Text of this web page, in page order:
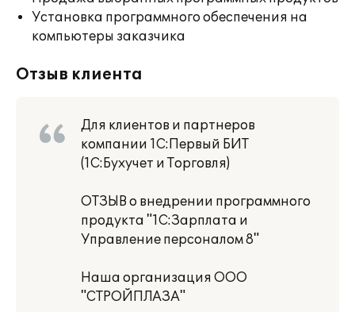
Установка программного обеспечения на
компьютеры заказчика
Отзыв клиента
Для клиентов и партнеров
компании 1С:Первый БИТ
(1С:Бухучет и Торговля)
ОТЗЫВ о внедрении программного
продукта "1С:Зарплата и
Управление персоналом 8"
Наша организация ООО
"СТРОЙПЛАЗА"